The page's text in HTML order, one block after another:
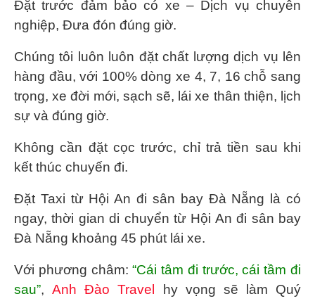
Đặt trước đảm bảo có xe – Dịch vụ chuyên
nghiệp, Đưa đón đúng giờ.
Chúng tôi luôn luôn đặt chất lượng dịch vụ lên
hàng đầu, với 100% dòng xe 4, 7, 16 chỗ sang
trọng, xe đời mới, sạch sẽ, lái xe thân thiện, lịch
sự và đúng giờ.
Không cần đặt cọc trước, chỉ trả tiền sau khi
kết thúc chuyến đi.
Đặt Taxi từ Hội An đi sân bay Đà Nẵng là có
ngay, thời gian di chuyển từ Hội An đi sân bay
Đà Nẵng khoảng 45 phút lái xe.
Với phương châm:“Cái tâm đi trước, cái tầm đi
sau”,Anh Đào Travel
hy vọng sẽ làm Quý